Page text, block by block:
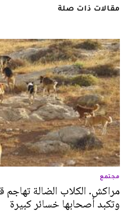
مقالات ذات صلة
مجتمع
مراكش. الكلاب الضالة تهاجم
وتكبد أصحابها خسائر كبيرة‎